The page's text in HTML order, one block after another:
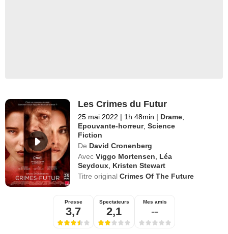
Les Crimes du Futur
25 mai 2022 | 1h 48min | Drame
Epouvante-horreur,Science
Fiction
De David Cronenberg
Avec Viggo Mortensen
Léa
Seydoux Kristen Stewart
Titre originalCrimes Of The Future
Presse
3,7
Spectateurs
2,1
Mes amis
--